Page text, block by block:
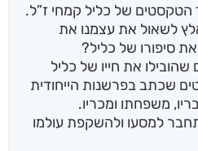
של כליל קמחי ז”ל.
לשאול את עצמנו את
סיפורו של כליל?
את חייו של כליל
שכתב בפרשנות הייחודית
משפחתו ומכריו.
למסעו ולהשקפת עולמו